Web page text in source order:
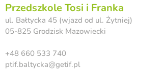
Przedszkole Tosi i Franka
ul. Bałtycka 45 (wjazd od ul. Żytniej)
05-825 Grodzisk Mazowiecki
+48 660 533 740
ptif.baltycka@getif.pl